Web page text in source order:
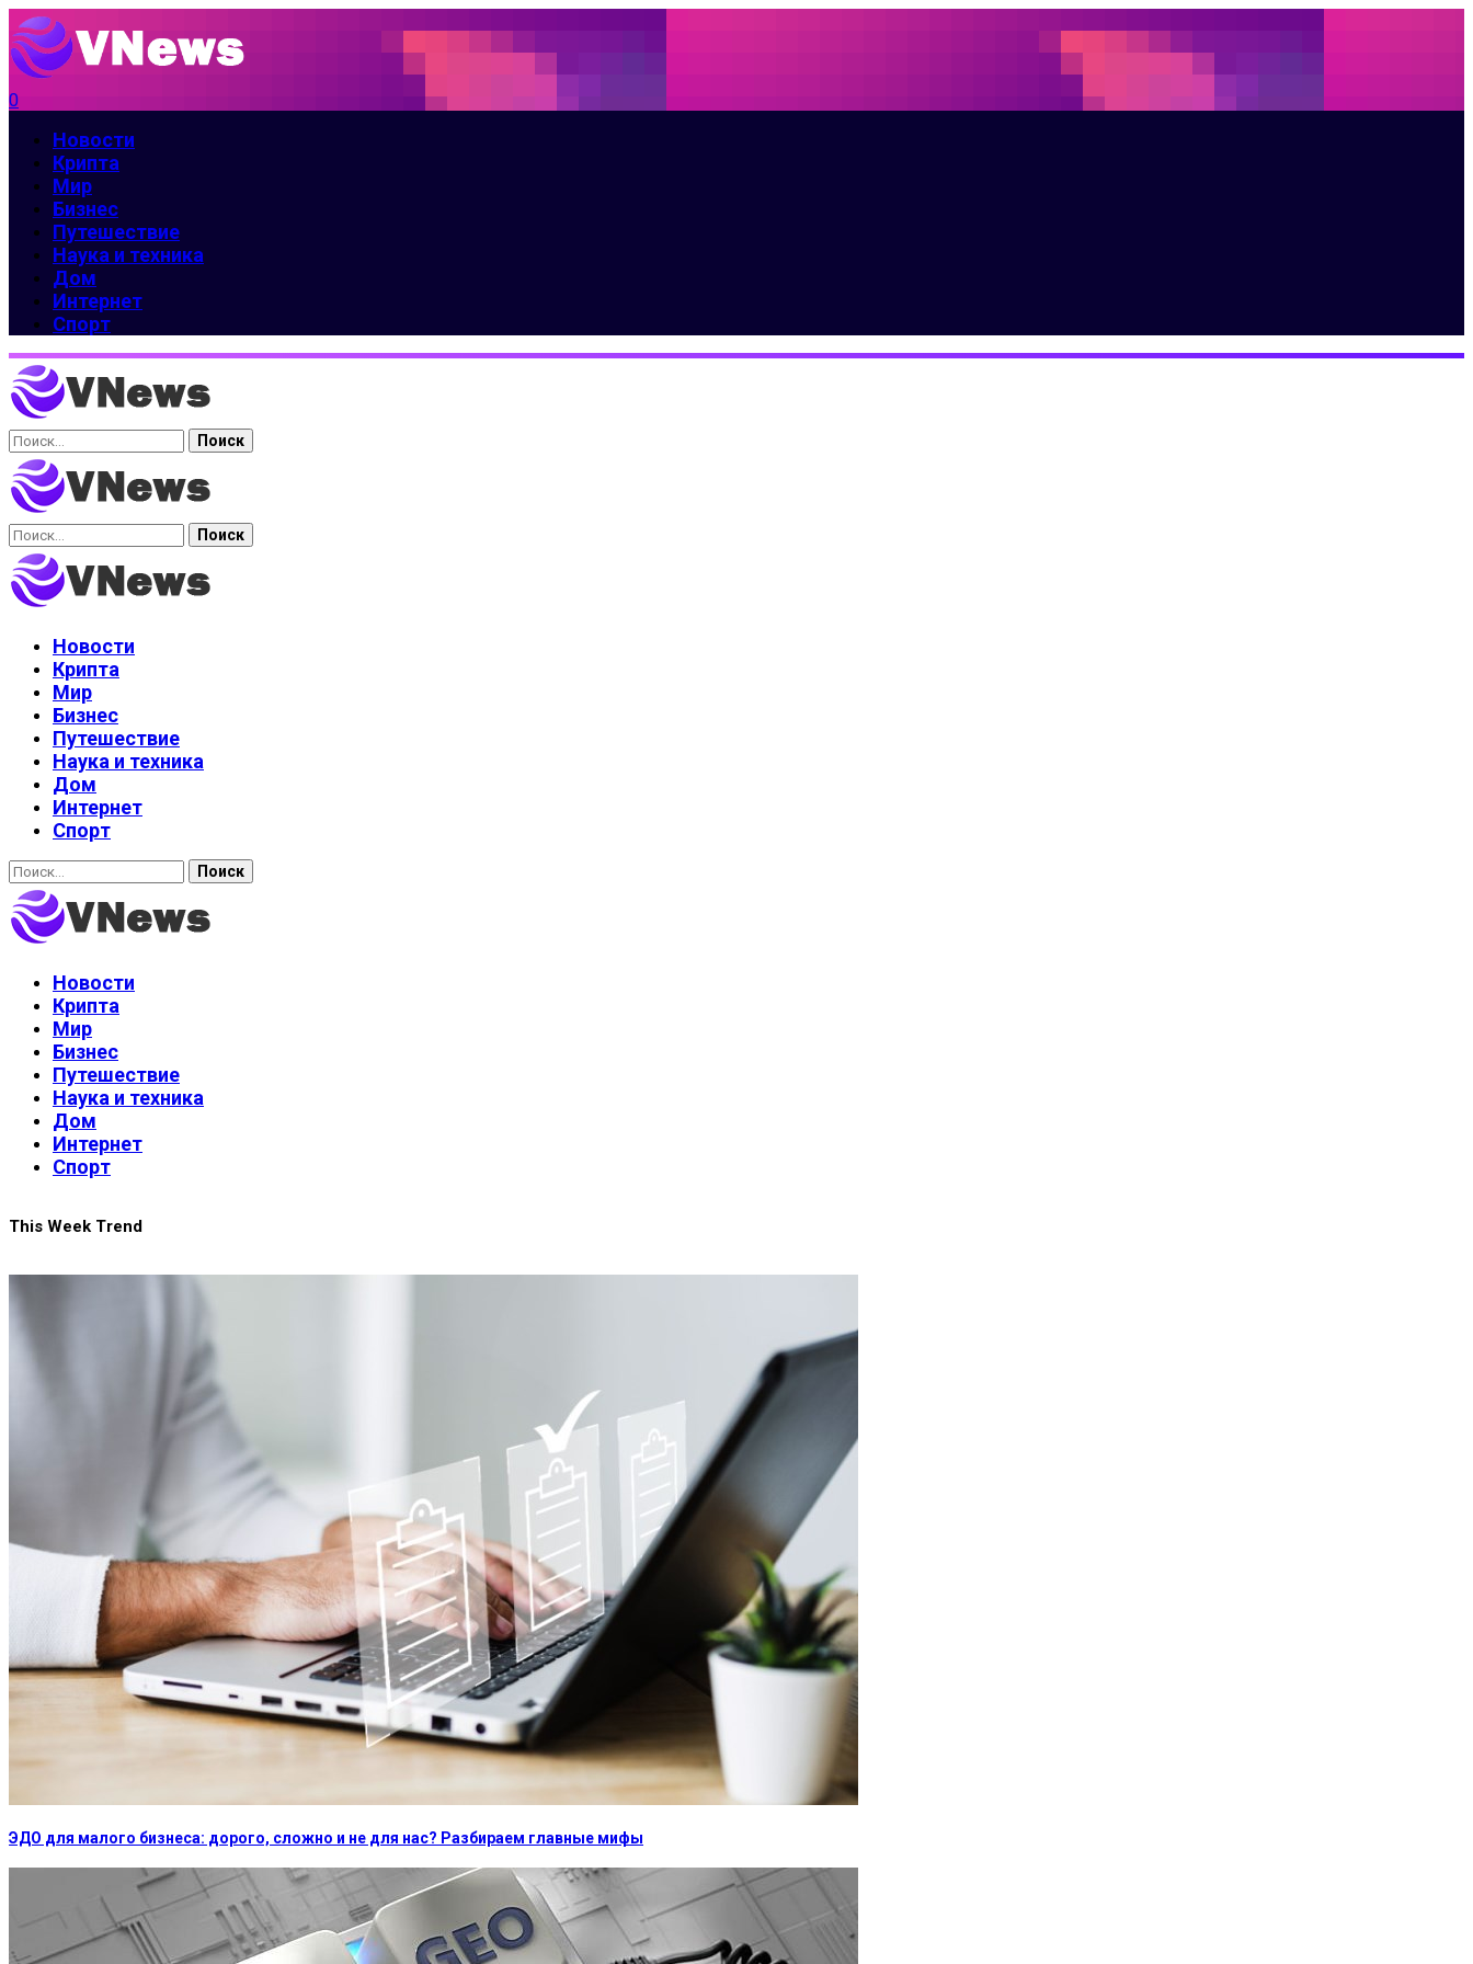
0
Новости
Крипта
Мир
Бизнес
Путешествие
Наука и техника
Дом
Интернет
Спорт
Найти:
Найти:
Новости
Крипта
Мир
Бизнес
Путешествие
Наука и техника
Дом
Интернет
Спорт
Найти:
Новости
Крипта
Мир
Бизнес
Путешествие
Наука и техника
Дом
Интернет
Спорт
This Week Trend
ЭДО для малого бизнеса: дорого, сложно и не для нас? Разбираем главные мифы